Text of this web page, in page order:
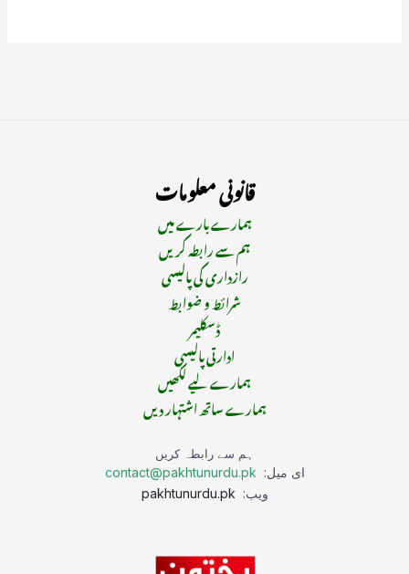
قانونی معلومات
ہمارے بارے میں
ہم سے رابطہ کریں
رازداری کی پالیسی
شرائط و ضوابط
ڈسکلیمر
ادارتی پالیسی
ہمارے لیے لکھیں
ہمارے ساتھ اشتہار دیں
ہم سے رابطہ کریں
ای میل: contact@pakhtunurdu.pk
ویب: